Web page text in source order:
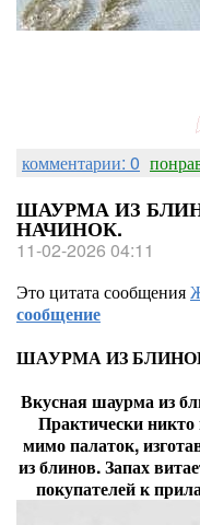
комментарии: 0
ШАУРМА ИЗ
НАЧИНОК.
11-02-2026 04:11
Это цитата сообщения
сообщение
ШАУРМА ИЗ
Вкусная шаурма из
Практически
мимо палаток,
из блинов. Запах
покупателей к